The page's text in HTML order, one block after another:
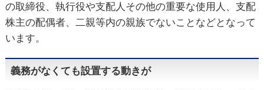
の取締役、執行役や支配人その他の重要な使用人、支配
株主の配偶者、二親等内の親族でないことなどとなって
います。
義務がなくても設置する動きが